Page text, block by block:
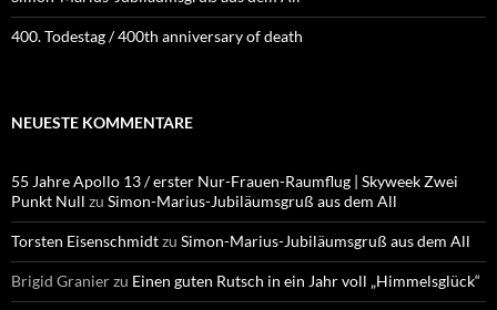
400. Todestag / 400th anniversary of death
NEUESTE KOMMENTARE
55 Jahre Apollo 13 / erster Nur-Frauen-Raumflug | Skyweek Zwei
Punkt Null zu Simon-Marius-Jubiläumsgruß aus dem All
Torsten Eisenschmidtzu Simon-Marius-Jubiläumsgruß aus dem All
Brigid Granierzu Einen guten Rutsch in ein Jahr voll „Himmelsglück“